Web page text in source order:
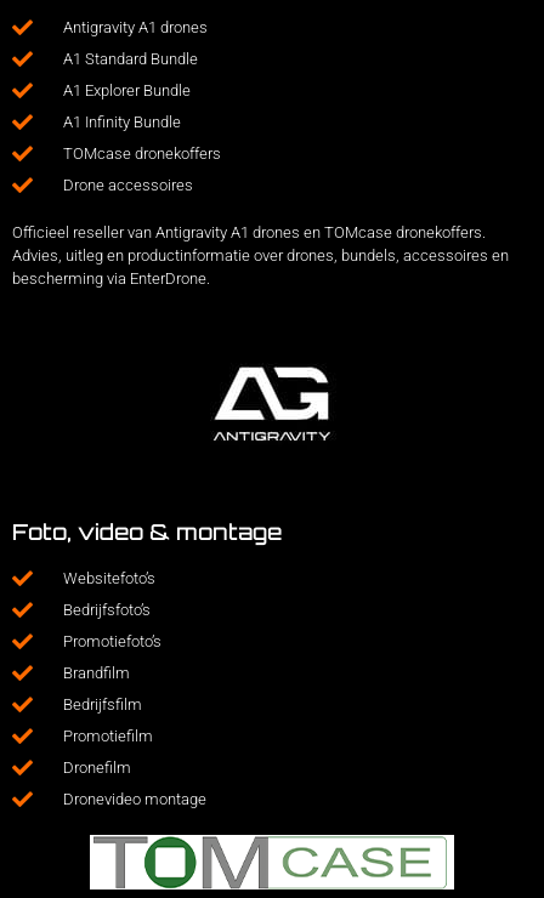
Antigravity A1 drones
A1 Standard Bundle
A1 Explorer Bundle
A1 Infinity Bundle
TOMcase dronekoffers
Drone accessoires
Officieel reseller van Antigravity A1 drones en TOMcase dronekoffers.
Advies, uitleg en productinformatie over drones, bundels, accessoires en
bescherming via EnterDrone.
Foto, video & montage
Websitefoto’s
Bedrijfsfoto’s
Promotiefoto’s
Brandfilm
Bedrijfsfilm
Promotiefilm
Dronefilm
Dronevideo montage